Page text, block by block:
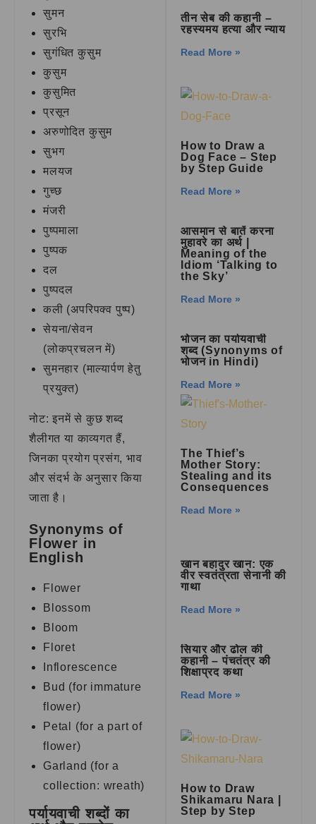
सुमन
सुरभि
सुगंधित कुसुम
कुसुम
कुसुमित
प्रसून
अरुणोदित कुसुम
सुभग
मलयज
गुच्छ
मंजरी
पुष्पमाला
पुष्पक
दल
पुष्पदल
कली (अपरिपक्व पुष्प)
सेयना/सेवन
(लोकप्रचलन में)
सुमनहार (माल्यार्पण हेतु
प्रयुक्त)
नोट: इनमें से कुछ शब्द
शैलीगत या काव्यगत हैं,
जिनका प्रयोग प्रसंग, भाव
और संदर्भ के अनुसार किया
जाता है।
Synonyms of
Flower in
English
Flower
Blossom
Bloom
Floret
Inflorescence
Bud (for immature
flower)
Petal (for a part of
flower)
Garland (for a
collection: wreath)
पर्यायवाची शब्दों का
तीन सेब की कहानी –
रहस्यमय हत्या और न्याय
Read More »
How to Draw a
Dog Face – Step
by Step Guide
Read More »
आसमान से बातें करना
मुहावरे का अर्थ |
Meaning of the
Idiom ‘Talking to
the Sky’
Read More »
भोजन का पर्यायवाची
शब्द (Synonyms of
भोजन in Hindi)
Read More »
The Thief’s
Mother Story:
Stealing and its
Consequences
Read More »
खान बहादुर खान: एक
वीर स्वतंत्रता सेनानी की
गाथा
Read More »
सियार और ढोल की
कहानी – पंचतंत्र की
शिक्षाप्रद कथा
Read More »
How to Draw
Shikamaru Nara |
Step by Step